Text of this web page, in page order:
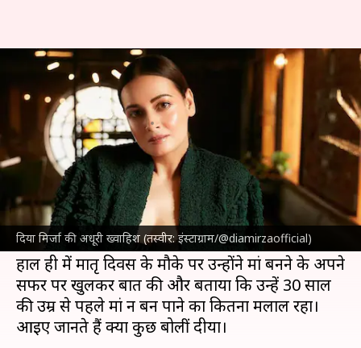
दिया मिर्जा की अधूरी ख्वाहिश (तस्वीर: इंस्टाग्राम/@diamirzaofficial)
दीया मिर्जा 30 की उम्र तक मां न बनने
पर हुईं निराश, बोलीं- नरक से गुजरी
नेहा शर्मा May 12, 2024 01:43 pm
क्या है खबर?
अभिनेत्रीदीया मिर्जाको पिछली बार फिल्म 'धक धक' में
देखा गया था, जिसमें उनके काम को सराहना मिली। दीया
अपनी निजी जिंदगी को लेकर कम ही चर्चा में रहती हैं।
हाल ही में मातृ दिवस के मौके पर उन्होंने मां बनने के अपने
सफर पर खुलकर बात की और बताया कि उन्हें 30 साल
की उम्र से पहले मां न बन पाने का कितना मलाल रहा।